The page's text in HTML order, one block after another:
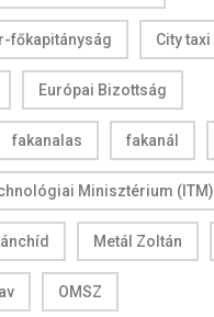
főkapitányság City taxi
Európai Bizottság
fakanalas fakanál
Minisztérium (ITM)
Metál Zoltán
OMSZ